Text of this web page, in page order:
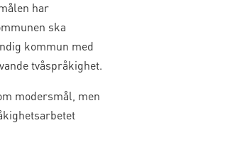
har
ska
kommun med
tvåspråkighet.
modersmål, men